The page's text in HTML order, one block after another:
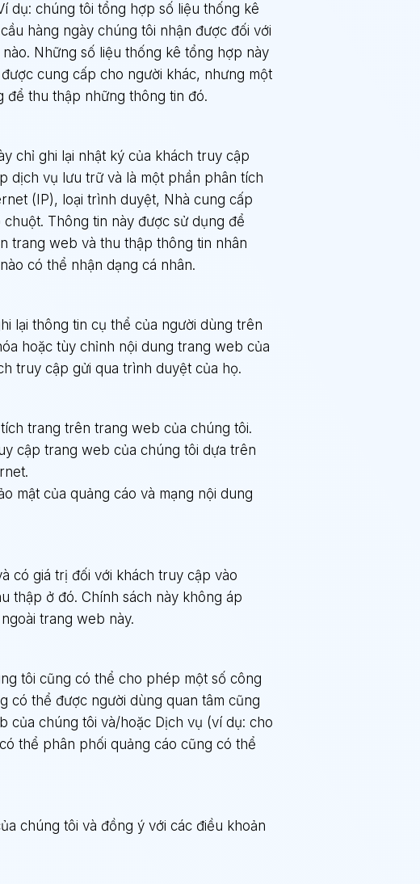
dụ: chúng tôi tổng hợp số liệu thống kê
hàng ngày chúng tôi nhận được đối với
Những số liệu thống kê tổng hợp này
cung cấp cho người khác, nhưng một
để thu thập những thông tin đó.
chỉ ghi lại nhật ký của khách truy cập
dịch vụ lưu trữ và là một phần phân tích
(IP), loại trình duyệt, Nhà cung cấp
Thông tin này được sử dụng để
trang web và thu thập thông tin nhân
có thể nhận dạng cá nhân.
lại thông tin cụ thể của người dùng trên
hoặc tùy chỉnh nội dung trang web của
truy cập gửi qua trình duyệt của họ.
trang trên trang web của chúng tôi.
cập trang web của chúng tôi dựa trên
mật của quảng cáo và mạng nội dung
có giá trị đối với khách truy cập vào
thập ở đó. Chính sách này không áp
trang web này.
tôi cũng có thể cho phép một số công
có thể được người dùng quan tâm cũng
của chúng tôi và/hoặc Dịch vụ (ví dụ: cho
thể phân phối quảng cáo cũng có thể
chúng tôi và đồng ý với các điều khoản